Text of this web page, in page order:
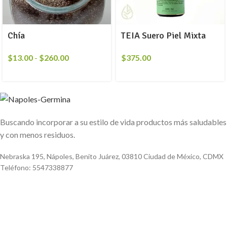
Chía
$13.00 - $260.00
TEIA Suero Piel Mixta
$375.00
Buscando incorporar a su estilo de vida productos más saludables
y con menos residuos.
Nebraska 195, Nápoles, Benito Juárez, 03810 Ciudad de México, CDMX
Teléfono: 5547338877